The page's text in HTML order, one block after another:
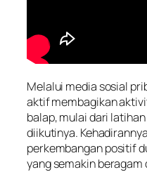
Melalui media sosial
aktif membagikan
balap, mulai dari
diikutinya.
perkembangan positif
yang semakin beragam